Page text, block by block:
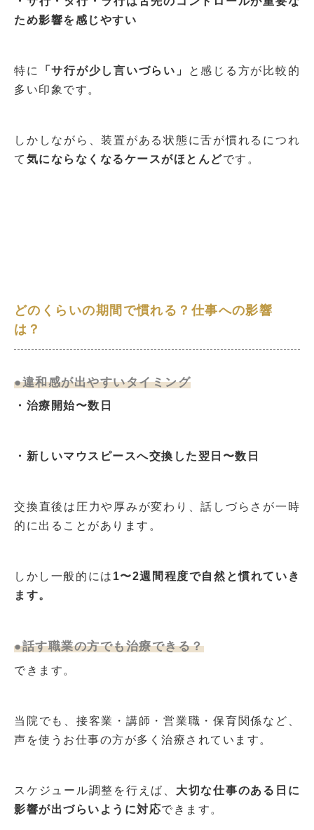
ため影響を感じやすい
特に 「サ行が少し言いづらい」
と感じる方が比較的
多い印象です。
しかしながら、装置がある状態に舌が慣れるにつれ
て 気にならなくなるケースがほとんどです。
どのくらいの期間で慣れる？仕事への影響
は？
●違和感が出やすいタイミング
・治療開始〜数日
・新しいマウスピースへ交換した翌日〜数日
交換直後は圧力や厚みが変わり、話しづらさが一時
的に出ることがあります。
しかし一般的には 1〜2週間程度で自然と慣れていき
ます。
●話す職業の方でも治療できる？
できます。
当院でも、接客業・講師・営業職・保育関係など、
声を使うお仕事の方が多く治療されています。
スケジュール調整を行えば、 大切な仕事のある日に
影響が出づらいように対応できます。